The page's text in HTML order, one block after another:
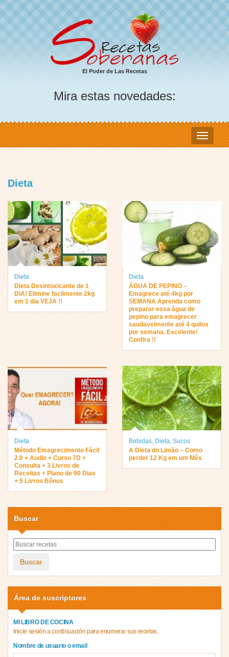
El Poder de Las Recetas
Mira estas novedades:
Dieta
Dieta
Dieta Desintoxicante de 1
DIA! Elimine facilmente 2kg
em 1 dia VEJA !!
Dieta
ÁGUA DE PEPINO –
Emagrece até 4kg por
SEMANA Aprenda como
preparar essa água de
pepino para emagrecer
saudavelmente até 4 quilos
por semana. Excelente!
Confira !!
Dieta
Método Emagrecimento Fácil
2.0 + Audio + Curso 7D +
Consulta + 3 Livros de
Receitas + Plano de 90 Dias
+ 5 Livros Bônus
Bebidas, Dieta, Sucos
A Dieta do Limão – Como
perder 12 Kg em um Mês
Buscar
Buscar
Área de suscriptores
MI LIBRO DE COCINA
Inicie sesión a continuación para enumerar sus recetas
Nombre de usuario o email